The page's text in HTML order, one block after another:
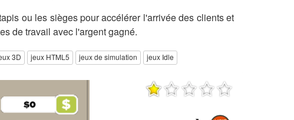
ou les sièges pour accélérer l'arrivée des clients et
de travail avec l'argent gagné.
3D jeux HTML5 jeux de simulation jeux Idle